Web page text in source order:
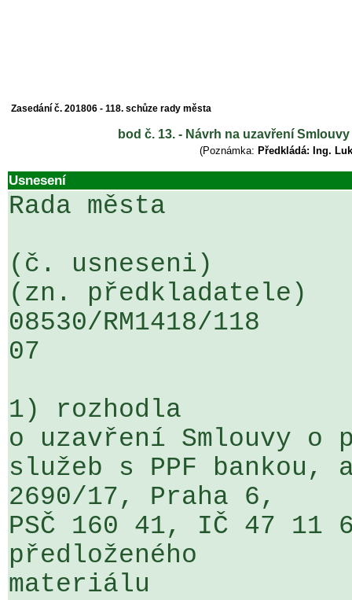
Zasedání č. 201806 - 118. schůze rady města
bod č. 13. - Návrh na uzavření
(Poznámka: Předkládá: Ing.
Usnesení
Rada města
(č. usneseni)
(zn. předkladatele)
08530/RM1418/
07
1) rozhodla
o uzavření Smlouvy
služeb s PPF
2690/17, Praha 6,
PSČ 160 41, IČ 47
předloženého
materiálu